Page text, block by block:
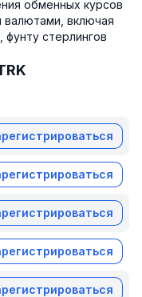
обменных курсов
включая
стерлингов